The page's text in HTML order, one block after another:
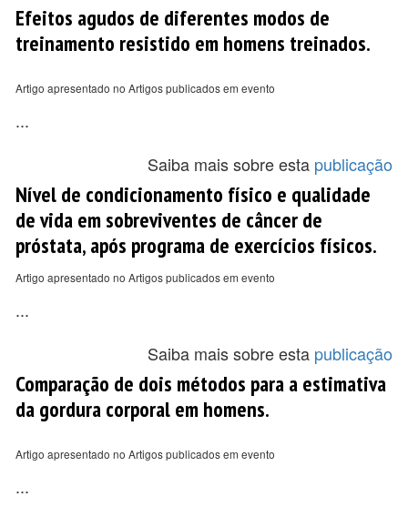
Efeitos agudos de diferentes modos de
treinamento resistido em homens treinados.
Artigo apresentado no Artigos publicados em evento
...
Saiba mais sobre esta publicação
Nível de condicionamento físico e qualidade
de vida em sobreviventes de câncer de
próstata, após programa de exercícios físicos.
Artigo apresentado no Artigos publicados em evento
...
Saiba mais sobre esta publicação
Comparação de dois métodos para a estimativa
da gordura corporal em homens.
Artigo apresentado no Artigos publicados em evento
...